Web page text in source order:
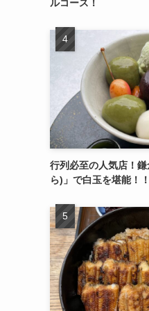
ルコース！
行列必至の人気店！
ら)」で白玉を堪能！！